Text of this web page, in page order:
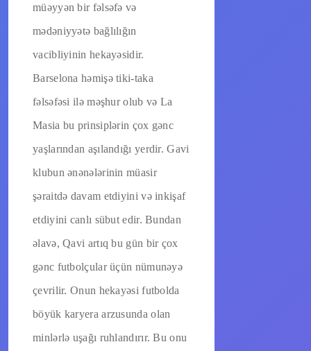
müəyyən bir fəlsəfə və
mədəniyyətə bağlılığın
vacibliyinin hekayəsidir.
Barselona həmişə tiki-taka
fəlsəfəsi ilə məşhur olub və La
Masia bu prinsiplərin çox gənc
yaşlarından aşılandığı yerdir. Gavi
klubun ənənələrinin müasir
şəraitdə davam etdiyini və inkişaf
etdiyini canlı sübut edir. Bundan
əlavə, Qavi artıq bu gün bir çox
gənc futbolçular üçün nümunəyə
çevrilir. Onun hekayəsi futbolda
böyük karyera arzusunda olan
minlərlə uşağı ruhlandırır. Bu onu